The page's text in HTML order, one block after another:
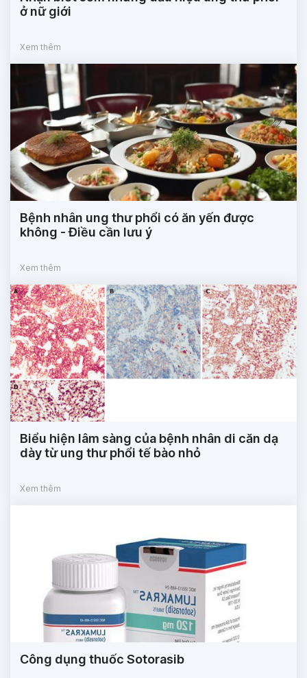
ở nữ giới
Xem thêm
Bệnh nhân ung thư phổi có ăn yến được
không - Điều cần lưu ý
Xem thêm
Biểu hiện lâm sàng của bệnh nhân di căn dạ
dày từ ung thư phổi tế bào nhỏ
Xem thêm
Công dụng thuốc Sotorasib